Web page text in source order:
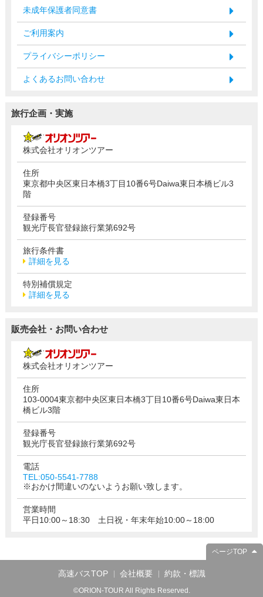
未成年保護者同意書
ご利用案内
プライバシーポリシー
よくあるお問い合わせ
旅行企画・実施
株式会社オリオンツアー
住所
東京都中央区東日本橋3丁目10番6号Daiwa東日本橋ビル3
階
登録番号
観光庁長官登録旅行業第692号
旅行条件書
詳細を見る
特別補償規定
詳細を見る
販売会社・お問い合わせ
株式会社オリオンツアー
住所
103-0004東京都中央区東日本橋3丁目10番6号Daiwa東日本
橋ビル3階
登録番号
観光庁長官登録旅行業第692号
電話
TEL:050-5541-7788
※おかけ間違いのないようお願い致します。
営業時間
平日10:00～18:30 土日祝・年末年始10:00～18:00
ページTOP
高速バスTOP 会社概要 約款・標識
©ORION-TOUR All Rights Reserved.